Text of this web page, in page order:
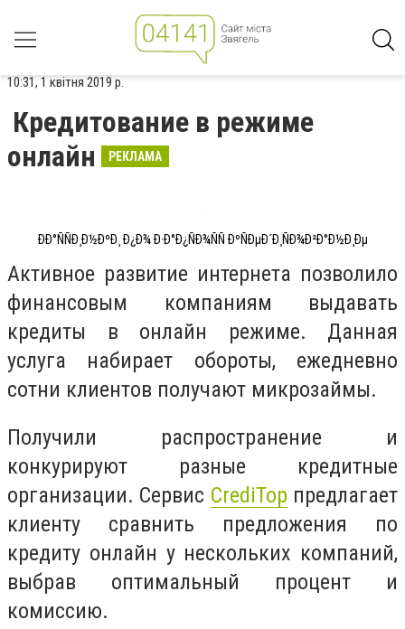
10:31, 1 квітня 2019 р.
Кредитование в режиме
онлайн
РЕКЛАМА
ÐÐ°ÑÑÐ¸Ð½ÐºÐ¸ Ð¿Ð¾ Ð·Ð°Ð¿ÑÐ¾ÑÑ ÐºÑÐµÐ´Ð¸ÑÐ¾Ð²Ð°Ð½Ð¸Ðµ
Активное развитие интернета позволило
финансовым компаниям выдавать
кредиты в онлайн режиме. Данная
услуга набирает обороты, ежедневно
сотни клиентов получают микрозаймы.
Получили распространение и
конкурируют разные кредитные
организации. Сервис CrediTop предлагает
клиенту сравнить предложения по
кредиту онлайн у нескольких компаний,
выбрав оптимальный процент и
комиссию.